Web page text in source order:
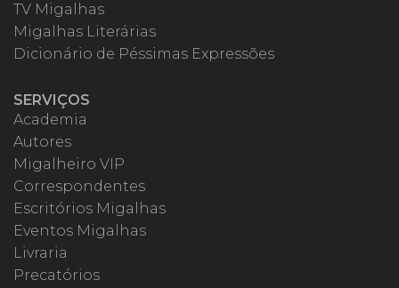
TV Migalhas
Migalhas Literárias
Dicionário de Péssimas Expressões
SERVIÇOS
Academia
Autores
Migalheiro VIP
Correspondentes
Escritórios Migalhas
Eventos Migalhas
Livraria
Precatórios